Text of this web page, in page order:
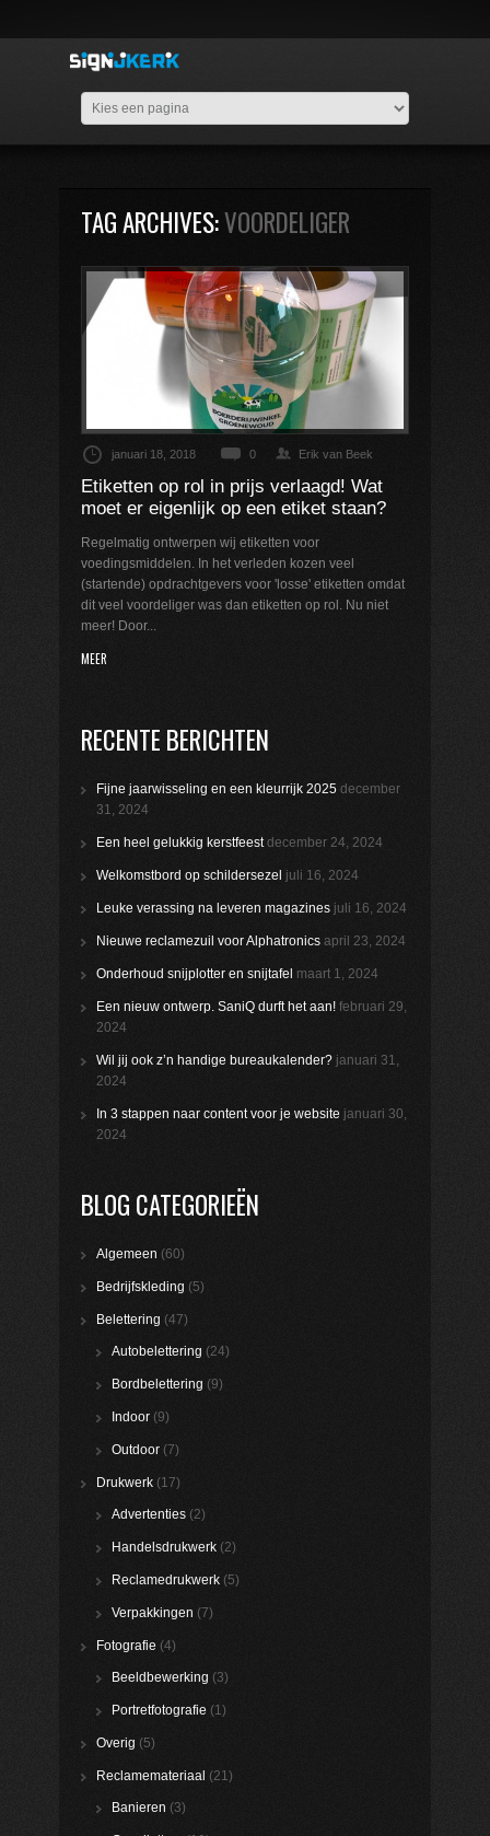
TAG ARCHIVES:VOORDELIGER
januari 18, 2018 0 Erik van Beek
Etiketten op rol in prijs verlaagd! Wat
moet er eigenlijk op een etiket staan?
Regelmatig ontwerpen wij etiketten voor
voedingsmiddelen. In het verleden kozen veel
(startende) opdrachtgevers voor 'losse' etiketten omdat
dit veel voordeliger was dan etiketten op rol. Nu niet
meer! Door...
MEER
RECENTE BERICHTEN
Fijne jaarwisseling en een kleurrijk 2025 december
31, 2024
Een heel gelukkig kerstfeest december 24, 2024
Welkomstbord op schildersezel juli 16, 2024
Leuke verassing na leveren magazines juli 16, 2024
Nieuwe reclamezuil voor Alphatronics april 23, 2024
Onderhoud snijplotter en snijtafel maart 1, 2024
Een nieuw ontwerp. SaniQ durft het aan! februari 29,
2024
Wil jij ook z’n handige bureaukalender? januari 31,
2024
In 3 stappen naar content voor je website januari 30,
2024
BLOG CATEGORIEËN
Algemeen (60)
Bedrijfskleding (5)
Belettering (47)
Autobelettering (24)
Bordbelettering (9)
Indoor (9)
Outdoor (7)
Drukwerk (17)
Advertenties (2)
Handelsdrukwerk (2)
Reclamedrukwerk (5)
Verpakkingen (7)
Fotografie (4)
Beeldbewerking (3)
Portretfotografie (1)
Overig (5)
Reclamemateriaal (21)
Banieren (3)